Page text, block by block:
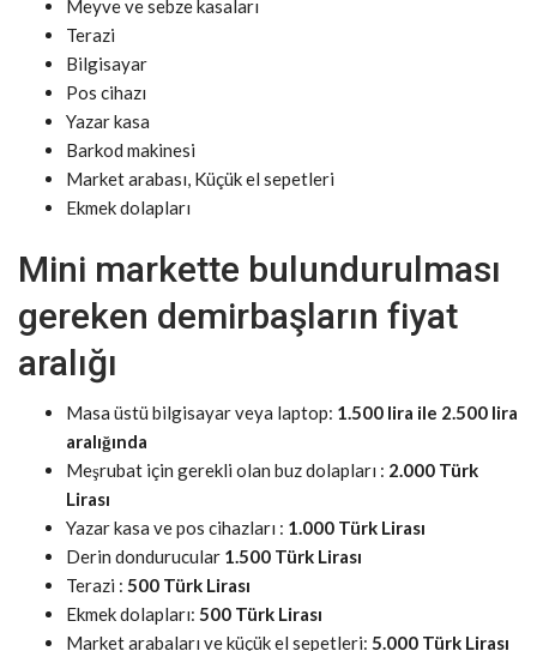
Meyve ve sebze kasaları
Terazi
Bilgisayar
Pos cihazı
Yazar kasa
Barkod makinesi
Market arabası, Küçük el sepetleri
Ekmek dolapları
Mini markette bulundurulması
gereken demirbaşların fiyat
aralığı
Masa üstü bilgisayar veya laptop: 1.500 lira ile 2.500 lira
aralığında
Meşrubat için gerekli olan buz dolapları : 2.000 Türk
Lirası
Yazar kasa ve pos cihazları : 1.000 Türk Lirası
Derin dondurucular 1.500 Türk Lirası
Terazi : 500 Türk Lirası
Ekmek dolapları: 500 Türk Lirası
Market arabaları ve küçük el sepetleri: 5.000 Türk Lirası